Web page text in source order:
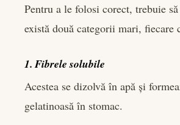
Pentru a le folosi corect, trebuie
există două categorii mari, fiecare
1. Fibrele solubile
Acestea se dizolvă în apă și
gelatinoasă în stomac.